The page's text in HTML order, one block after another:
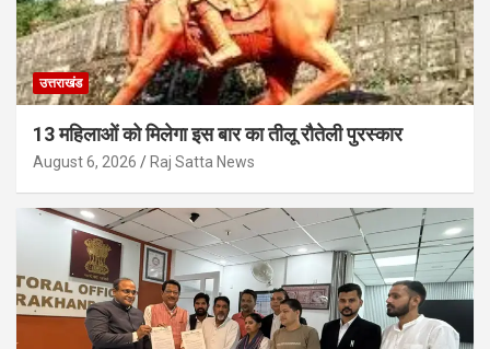
उत्तराखंड
13 महिलाओं को मिलेगा इस बार का तीलू रौतेली पुरस्कार
August 6, 2026 Raj Satta News